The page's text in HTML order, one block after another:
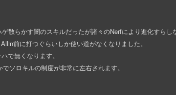
散らかす闇のスキルだったが諸々のNerfにより進化すらし
前に打つぐらいしか使い道がなくなりました。
で無くなります。
ソロキルの制度が非常に左右されます。